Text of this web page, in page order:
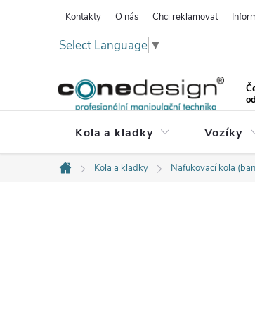
na
Kontakty O nás Chci reklamovat
Select Language ▼
Kola a kladky Vozíky
Domů
Kola a kladky Nafukovací kola